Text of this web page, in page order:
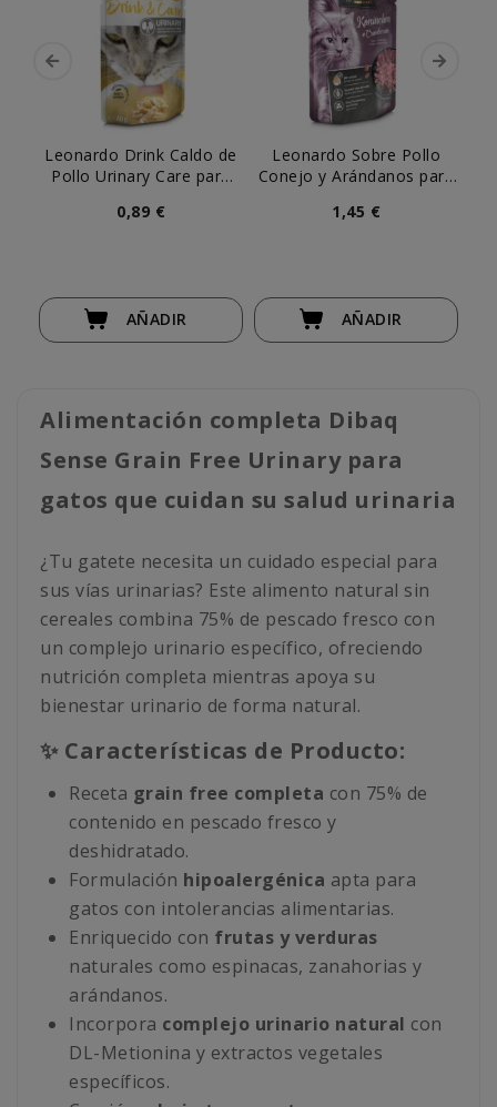
Leonardo Drink Caldo de
Pollo Urinary Care para
0,89 €
AÑADIR
Leonardo Sobre Pollo
Conejo y Arándanos para
1,45 €
AÑADIR
Alimentación completa Dibaq
Sense Grain Free Urinary para
gatos que cuidan su salud urinaria
¿Tu gatete necesita un cuidado especial para
sus vías urinarias? Este alimento natural sin
cereales combina 75% de pescado fresco con
un complejo urinario específico, ofreciendo
nutrición completa mientras apoya su
bienestar urinario de forma natural.
✨ Características de Producto:
Receta grain free completa con 75% de
contenido en pescado fresco y
deshidratado.
Formulación hipoalergénica apta para
gatos con intolerancias alimentarias.
Enriquecido con frutas y verduras
naturales como espinacas, zanahorias y
arándanos.
Incorpora complejo urinario natural con
DL-Metionina y extractos vegetales
específicos.